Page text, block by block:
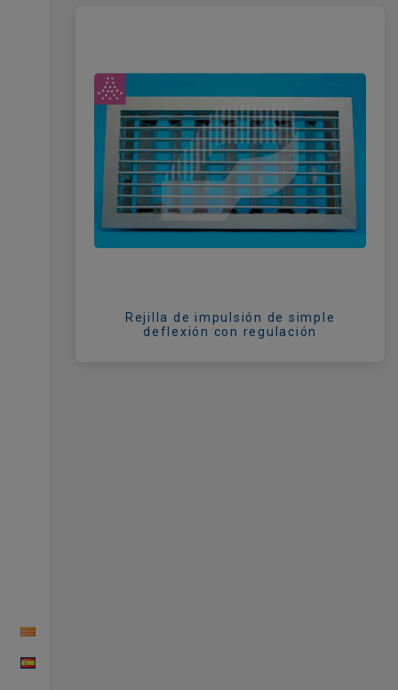
Rejilla de impulsión de simple
deflexión con regulación